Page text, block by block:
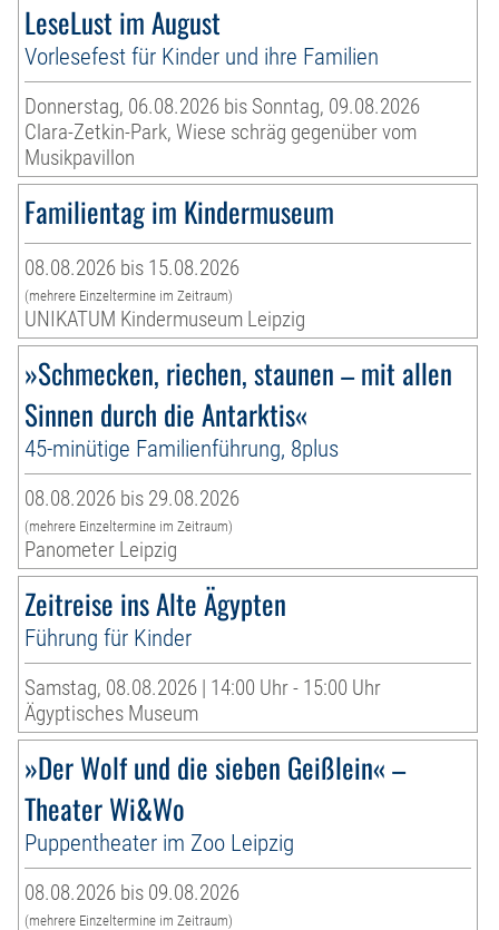
LeseLust im August
Vorlesefest für Kinder und ihre Familien
Donnerstag, 06.08.2026 bis Sonntag, 09.08.2026
Clara-Zetkin-Park, Wiese schräg gegenüber vom
Musikpavillon
Familientag im Kindermuseum
08.08.2026 bis 15.08.2026
(mehrere Einzeltermine im Zeitraum)
UNIKATUM Kindermuseum Leipzig
»Schmecken, riechen, staunen – mit allen
Sinnen durch die Antarktis«
45-minütige Familienführung, 8plus
08.08.2026 bis 29.08.2026
(mehrere Einzeltermine im Zeitraum)
Panometer Leipzig
Zeitreise ins Alte Ägypten
Führung für Kinder
Samstag, 08.08.2026 | 14:00 Uhr - 15:00 Uhr
Ägyptisches Museum
»Der Wolf und die sieben Geißlein« –
Theater Wi&Wo
Puppentheater im Zoo Leipzig
08.08.2026 bis 09.08.2026
(mehrere Einzeltermine im Zeitraum)